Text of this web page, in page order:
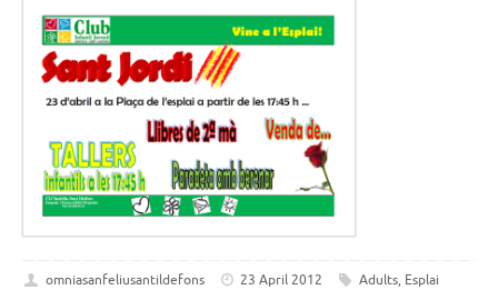
omniasanfeliusantildefons 23 April 2012 Adults, Esplai